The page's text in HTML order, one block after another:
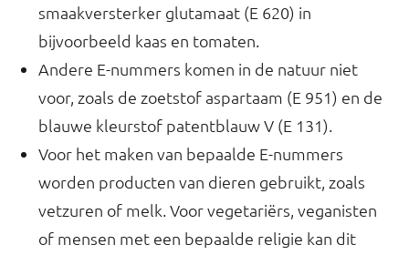
smaakversterker glutamaat (E 620) in
bijvoorbeeld kaas en tomaten.
Andere E-nummers komen in de natuur niet
voor, zoals de zoetstof aspartaam (E 951) en de
blauwe kleurstof patentblauw V (E 131).
Voor het maken van bepaalde E-nummers
worden producten van dieren gebruikt, zoals
vetzuren of melk. Voor vegetariërs, veganisten
of mensen met een bepaalde religie kan dit